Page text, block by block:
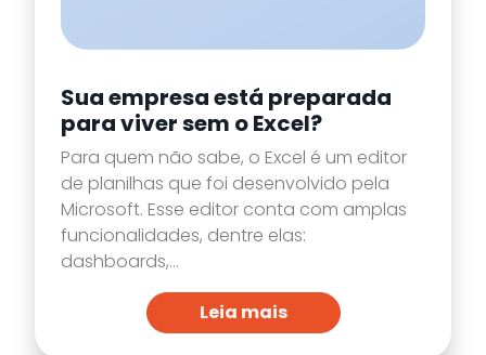
Sua empresa está preparada
para viver sem o Excel?
Para quem não sabe, o Excel é um editor
de planilhas que foi desenvolvido pela
Microsoft. Esse editor conta com amplas
funcionalidades, dentre elas:
dashboards,...
Leia mais